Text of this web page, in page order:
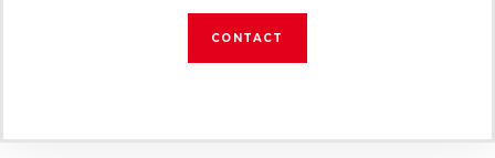
CONTACT